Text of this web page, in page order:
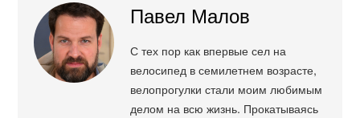
Павел Малов
С тех пор как впервые сел на
велосипед в семилетнем возрасте,
велопрогулки стали моим любимым
делом на всю жизнь. Прокатываясь